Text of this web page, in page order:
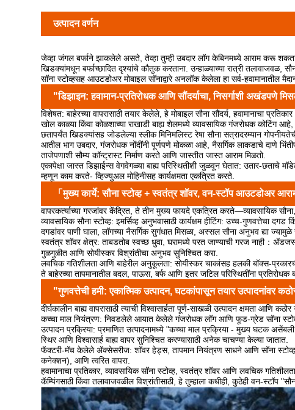
उत्पादन वर्णन
जेव्हा जंगल बर्फाने झाकलेले असते, तेव्हा तुम्ही उबदार लॉग केबिनमध्ये आराम करू शकता,
खिडक्यांमधून बर्फाच्छादित दृश्यांचे कौतुक करताना. उन्हाळ्याच्या रात्री
सॉना स्टोव्हसह आउटडोअर मोबाइल सॉनाद्वारे अनलॉक केलेला हा सर्व-हवामानातील
"डिझाइन: हवामान-प्रतिरोधक आणि सौंदर्याचा, निसर्गाशी अखंडपणे
विशेषत: बाहेरच्या वापरासाठी तयार केलेले, हे मोबाइल सौना सौंदर्य, हवामानाचा
खोल काळ्या किंवा कोळशाच्या राखाडी बाह्य शेलमध्ये व्यावसायिक गंजरोधक
छतापर्यंत खिडक्यांसह जोडलेल्या स्लीक मिनिमलिस्ट रेषा सौना सत्रादरम्यान
आतील भाग उबदार, गंजरोधक नोंदींनी पूर्णपणे मोकळा आहे, नैसर्गिक लाकडाचे दाणे
ताजेपणाशी सौम्य कॉन्ट्रास्ट निर्माण करते आणि जास्तीत जास्त आराम मिळतो.
एकापेक्षा जास्त डिझाईन्स वेगवेगळ्या बाह्य परिस्थितीशी जुळवून घेतात: उतार-
म्हणून काम करते- व्हिज्युअल मोहिनीसह कार्यक्षमता एकत्रित करते.
「मुख्य कार्ये: सौना स्टोव्ह + स्वतंत्र शॉवर, वन-स्टॉप आउटडोअर
वापरकर्त्याच्या गरजांवर केंद्रित, ते तीन मुख्य फायदे एकत्रित करते—व्यावसायिक
व्यावसायिक सौना स्टोव्ह: इमर्सिव्ह अनुभवासाठी कार्यक्षम हीटिंग: उच्च-गुणवत्तेचा
दगडांवर पाणी घाला, लॉगच्या नैसर्गिक सुगंधात मिसळा, अस्सल सौना अनुभव द्या
स्वतंत्र शॉवर क्षेत्र: ताबडतोब स्वच्छ धुवा, घरामध्ये परत जाण्याची गरज नाही：
गुळगुळीत आणि सोयीस्कर विश्रांतीचा अनुभव सुनिश्चित करा.
लवचिक गतिशीलता आणि बाहेरील अनुकूलता: सोयीस्कर चाकांसह हलकी बॉक्स-
ते बाहेरच्या तापमानातील बदल, पाऊस, बर्फ आणि इतर जटिल परिस्थितींना प्रतिरोधक
"गुणवत्तेची हमी: एकात्मिक उत्पादन, घटकांपासून तयार उत्पादनांवर
दीर्घकालीन बाह्य वापरासाठी त्याची विश्वासार्हता पूर्ण-साखळी उत्पादन क्षमता आणि
कच्चा माल नियंत्रण: निवडलेले आयात केलेले गंजरोधक लॉग आणि फूड-ग्रेड सॉना स्टोव्ह
उत्पादन प्रक्रिया: प्रमाणित उत्पादनामध्ये "कच्चा माल प्रक्रिया - मुख्य घटक
स्थिर आणि विश्वासार्ह बाह्य वापर सुनिश्चित करण्यासाठी अनेक चाचण्या केल्या जातात.
फॅक्टरी-मॅच केलेले ॲक्सेसरीज: शॉवर हेड्स, तापमान नियंत्रण साधने आणि सॉना
कनेक्शन), आणि त्वरित वापरा.
हवामानाचा प्रतिकार, व्यावसायिक सॉना स्टोव्ह, स्वतंत्र शॉवर आणि लवचिक
कॅम्पिंगसाठी किंवा तलावाजवळील विश्रांतीसाठी, हे तुम्हाला कधीही, कुठेही वन-